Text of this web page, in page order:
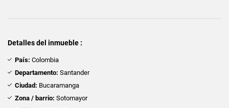
Detalles del inmueble :
País: Colombia
Departamento: Santander
Ciudad: Bucaramanga
Zona / barrio: Sotomayor